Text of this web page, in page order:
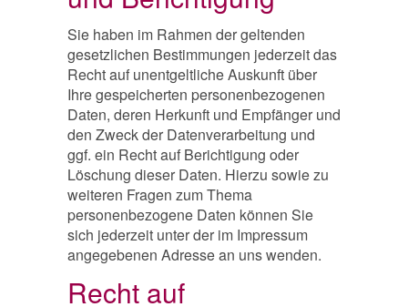
Sie haben im Rahmen der geltenden
gesetzlichen Bestimmungen jederzeit das
Recht auf unentgeltliche Auskunft über
Ihre gespeicherten personenbezogenen
Daten, deren Herkunft und Empfänger und
den Zweck der Datenverarbeitung und
ggf. ein Recht auf Berichtigung oder
Löschung dieser Daten. Hierzu sowie zu
weiteren Fragen zum Thema
personenbezogene Daten können Sie
sich jederzeit unter der im Impressum
angegebenen Adresse an uns wenden.
Recht auf